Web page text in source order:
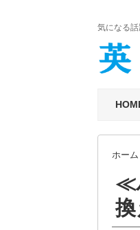
気になる
ホーム
≪
換